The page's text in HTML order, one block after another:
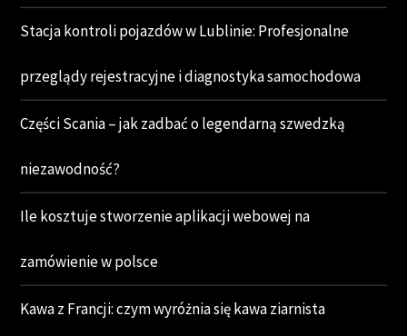
Stacja kontroli pojazdów w Lublinie: Profesjonalne
przeglądy rejestracyjne i diagnostyka samochodowa
Części Scania – jak zadbać o legendarną szwedzką
niezawodność?
Ile kosztuje stworzenie aplikacji webowej na
zamówienie w polsce
Kawa z Francji: czym wyróżnia się kawa ziarnista